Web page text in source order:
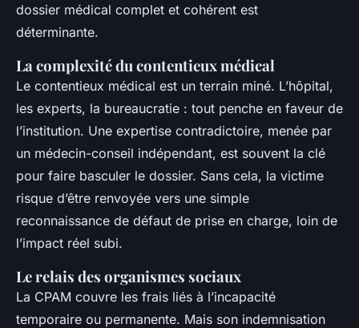
dossier médical complet et cohérent est
déterminante.
La complexité du contentieux médical
Le contentieux médical est un terrain miné. L’hôpital,
les experts, la bureaucratie : tout penche en faveur de
l’institution. Une expertise contradictoire, menée par
un médecin-conseil indépendant, est souvent la clé
pour faire basculer le dossier. Sans cela, la victime
risque d’être renvoyée vers une simple
reconnaissance de défaut de prise en charge, loin de
l’impact réel subi.
Le relais des organismes sociaux
La CPAM couvre les frais liés à l’incapacité
temporaire ou permanente. Mais son indemnisation